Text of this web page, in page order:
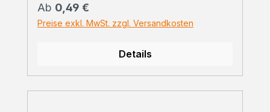
Regulärer Preis:
Ab 0,49 €
Preise exkl. MwSt. zzgl. Versandkosten
Details